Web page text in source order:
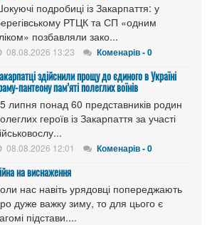
подробиці із Закарпаття: у
РТЦК та СП «одним
позбавляли зако...
08.08.2026 13:23 Коменарів - 0
здійснили прощу до єдиного в Україні
пантеону пам’яті полеглих воїнів
липня понад 60 представників родин
героїв із Закарпаття за участі
08.08.2026 12:01 Коменарів - 0
на виснаження
нас навіть урядовці попереджають
дуже важку зиму, то для цього є
підстави....